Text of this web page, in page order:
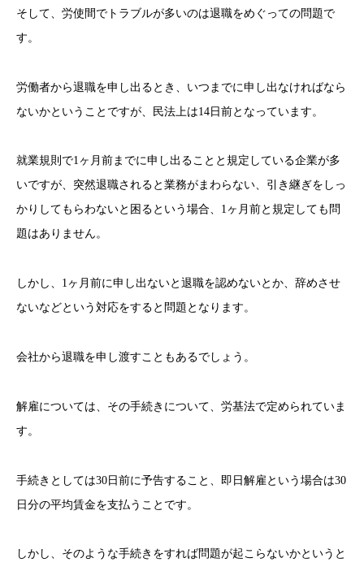
そして、労使間でトラブルが多いのは退職をめぐっての問題で
す。
労働者から退職を申し出るとき、いつまでに申し出なければなら
ないかということですが、民法上は14日前となっています。
就業規則で1ヶ月前までに申し出ることと規定している企業が多
いですが、突然退職されると業務がまわらない、引き継ぎをしっ
かりしてもらわないと困るという場合、1ヶ月前と規定しても問
題はありません。
しかし、1ヶ月前に申し出ないと退職を認めないとか、辞めさせ
ないなどという対応をすると問題となります。
会社から退職を申し渡すこともあるでしょう。
解雇については、その手続きについて、労基法で定められていま
す。
手続きとしては30日前に予告すること、即日解雇という場合は30
日分の平均賃金を支払うことです。
しかし、そのような手続きをすれば問題が起こらないかというと